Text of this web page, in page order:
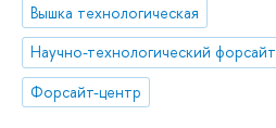
Вышка технологическая
Научно-технологический форсайт
Форсайт-центр